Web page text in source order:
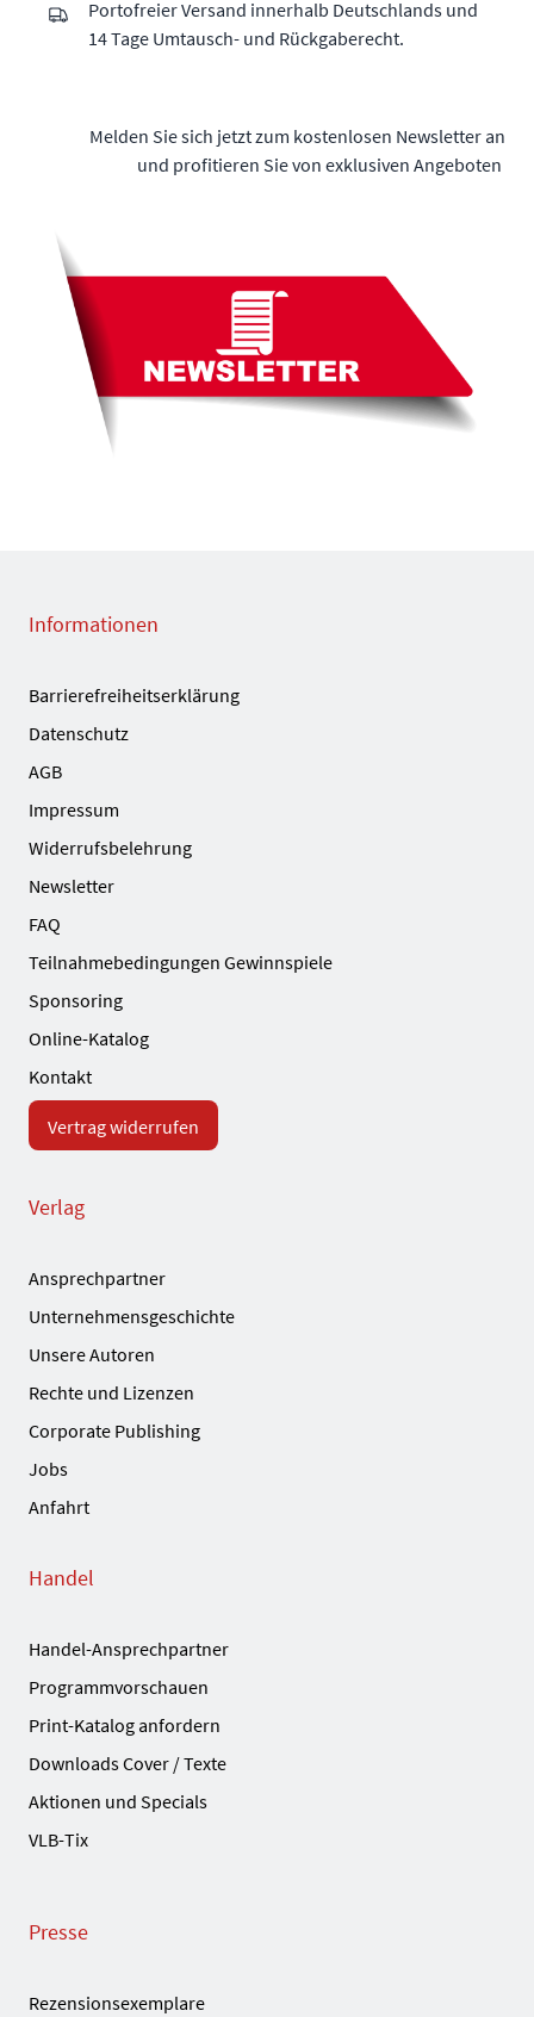
Portofreier Versand innerhalb Deutschlands und
14 Tage Umtausch- und Rückgaberecht.
Melden Sie sich jetzt zum kostenlosen Newsletter an
und profitieren Sie von exklusiven Angeboten
Informationen
Barrierefreiheitserklärung
Datenschutz
AGB
Impressum
Widerrufsbelehrung
Newsletter
FAQ
Teilnahmebedingungen Gewinnspiele
Sponsoring
Online-Katalog
Kontakt
Vertrag widerrufen
Verlag
Ansprechpartner
Unternehmensgeschichte
Unsere Autoren
Rechte und Lizenzen
Corporate Publishing
Jobs
Anfahrt
Handel
Handel-Ansprechpartner
Programmvorschauen
Print-Katalog anfordern
Downloads Cover / Texte
Aktionen und Specials
VLB-Tix
Presse
Rezensionsexemplare